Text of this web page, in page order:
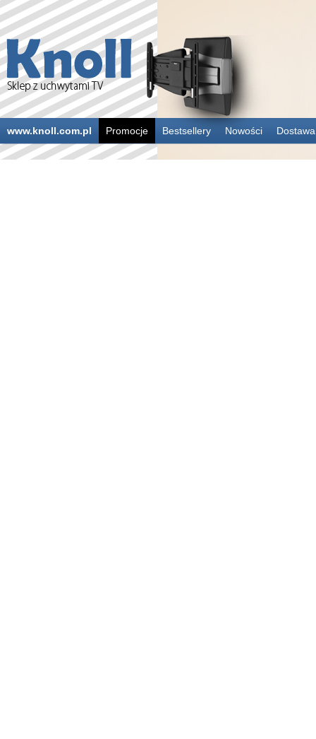
www.knoll.com.pl Promocje Bestsellery Nowości